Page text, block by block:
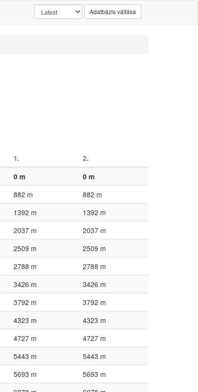
Adatbázis váltása
1.
2.
0 m
0 m
882 m
882 m
1392 m
1392 m
2037 m
2037 m
2509 m
2509 m
2788 m
2788 m
3426 m
3426 m
3792 m
3792 m
4323 m
4323 m
4727 m
4727 m
5443 m
5443 m
5693 m
5693 m